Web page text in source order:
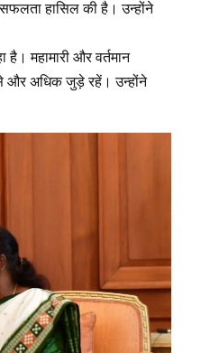
सफलता हासिल की है। उन्होंने
है। महामारी और वर्तमान
और अधिक जुड़े रहें। उन्होंने